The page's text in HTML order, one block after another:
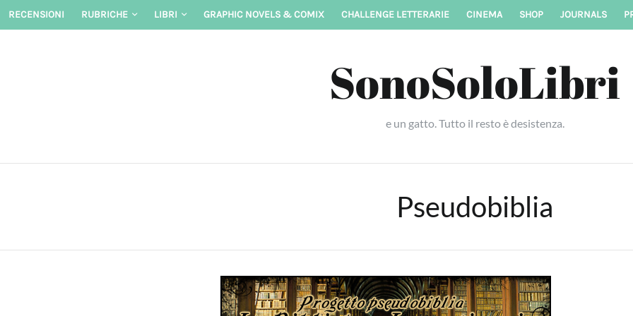
Skip
RECENSIONI RUBRICHE LIBRI GRAPHIC NOVELS & COMIX CHALLENGE LETTERARIE CINEMA SHOP JOURNALS
SonoSoloLibri
e un gatto. Tutto il resto è desistenza.
Pseudobiblia